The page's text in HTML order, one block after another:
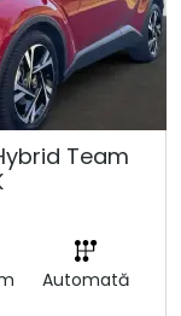
Team
Automată